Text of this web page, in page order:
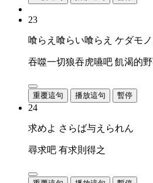
23
喰らえ喰らい喰らえ ケダモ
吞噬一切狼吞虎嚥吧 飢渴的
重覆這句 播放這句 暫停
24
求めよ さらば与えられん
尋求吧 有求則得之